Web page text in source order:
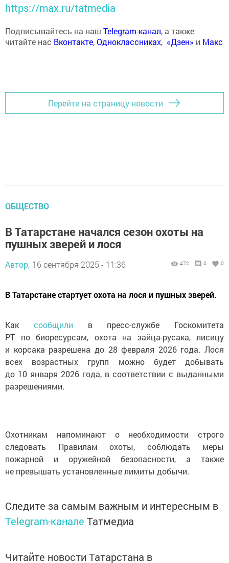
https://max.ru/tatmedia
Подписывайтесь на наш Telegram-канал, а также
читайте нас Вконтакте,Одноклассниках, «Дзен» и Макс
Перейти на страницу новости
ОБЩЕСТВО
В Татарстане начался сезон охоты на
пушных зверей и лося
Автор, 16 сентября 2025 - 11:36 472 0 0
В Татарстане стартует охота на лося и пушных зверей.
Как сообщили в пресс-службе Госкомитета
РТ по биоресурсам, охота на зайца-русака, лисицу
и корсака разрешена до 28 февраля 2026 года. Лося
всех возрастных групп можно будет добывать
до 10 января 2026 года, в соответствии с выданными
разрешениями.
Охотникам напоминают о необходимости строго
следовать Правилам охоты, соблюдать меры
пожарной и оружейной безопасности, а также
не превышать установленные лимиты добычи.
Следите за самым важным и интересным в
Telegram-канале Татмедиа
Читайте новости Татарстана в